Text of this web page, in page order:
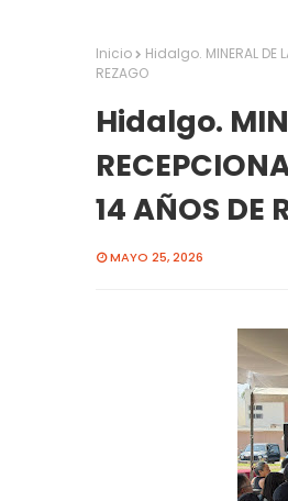
Inicio
Hidalgo. MINERAL DE
REZAGO
Hidalgo.
14 AÑOS DE
MAYO 25, 2026